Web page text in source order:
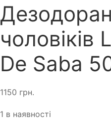
чоловіків
De Saba
1150 грн.
1 в наявності